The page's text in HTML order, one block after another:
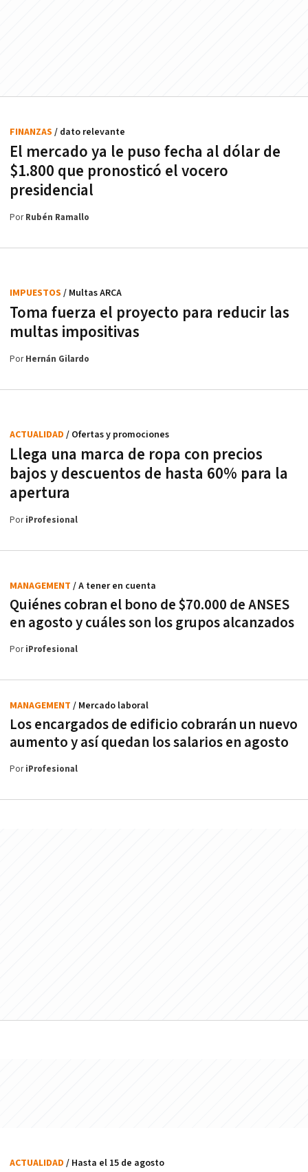
El mercado ya le puso fecha al dólar de
$1.800 que pronosticó el vocero
presidencial
FINANZAS / dato relevante
PorRubén Ramallo
Toma fuerza el proyecto para reducir las
multas impositivas
IMPUESTOS / Multas ARCA
PorHernán Gilardo
Llega una marca de ropa con precios
bajos y descuentos de hasta 60% para la
apertura
ACTUALIDAD / Ofertas y promociones
PoriProfesional
Quiénes cobran el bono de $70.000 de ANSES
en agosto y cuáles son los grupos alcanzados
MANAGEMENT / A tener en cuenta
PoriProfesional
Los encargados de edificio cobrarán un nuevo
aumento y así quedan los salarios en agosto
MANAGEMENT / Mercado laboral
PoriProfesional
ACTUALIDAD / Hasta el 15 de agosto